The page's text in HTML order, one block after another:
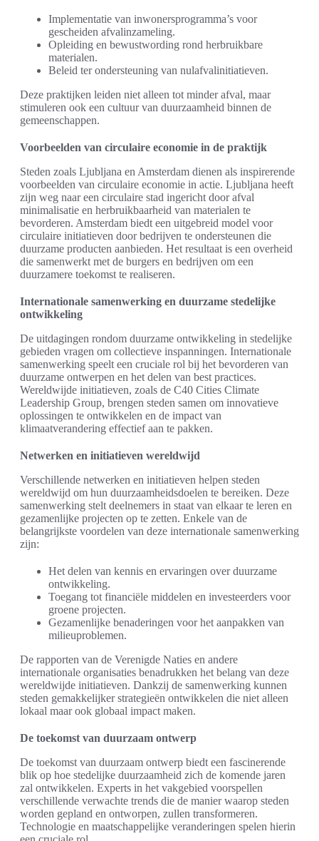
Implementatie van inwonersprogramma’s voor
gescheiden afvalinzameling.
Opleiding en bewustwording rond herbruikbare
materialen.
Beleid ter ondersteuning van nulafvalinitiatieven.
Deze praktijken leiden niet alleen tot minder afval, maar
stimuleren ook een cultuur van duurzaamheid binnen de
gemeenschappen.
Voorbeelden van circulaire economie in de praktijk
Steden zoals Ljubljana en Amsterdam dienen als inspirerende
voorbeelden van circulaire economie in actie. Ljubljana heeft
zijn weg naar een circulaire stad ingericht door afval
minimalisatie en herbruikbaarheid van materialen te
bevorderen. Amsterdam biedt een uitgebreid model voor
circulaire initiatieven door bedrijven te ondersteunen die
duurzame producten aanbieden. Het resultaat is een overheid
die samenwerkt met de burgers en bedrijven om een
duurzamere toekomst te realiseren.
Internationale samenwerking en duurzame stedelijke
ontwikkeling
De uitdagingen rondom duurzame ontwikkeling in stedelijke
gebieden vragen om collectieve inspanningen. Internationale
samenwerking speelt een cruciale rol bij het bevorderen van
duurzame ontwerpen en het delen van best practices.
Wereldwijde initiatieven, zoals de C40 Cities Climate
Leadership Group, brengen steden samen om innovatieve
oplossingen te ontwikkelen en de impact van
klimaatverandering effectief aan te pakken.
Netwerken en initiatieven wereldwijd
Verschillende netwerken en initiatieven helpen steden
wereldwijd om hun duurzaamheidsdoelen te bereiken. Deze
samenwerking stelt deelnemers in staat van elkaar te leren en
gezamenlijke projecten op te zetten. Enkele van de
belangrijkste voordelen van deze internationale samenwerking
zijn:
Het delen van kennis en ervaringen over duurzame
ontwikkeling.
Toegang tot financiële middelen en investeerders voor
groene projecten.
Gezamenlijke benaderingen voor het aanpakken van
milieuproblemen.
De rapporten van de Verenigde Naties en andere
internationale organisaties benadrukken het belang van deze
wereldwijde initiatieven. Dankzij de samenwerking kunnen
steden gemakkelijker strategieën ontwikkelen die niet alleen
lokaal maar ook globaal impact maken.
De toekomst van duurzaam ontwerp
De toekomst van duurzaam ontwerp biedt een fascinerende
blik op hoe stedelijke duurzaamheid zich de komende jaren
zal ontwikkelen. Experts in het vakgebied voorspellen
verschillende verwachte trends die de manier waarop steden
worden gepland en ontworpen, zullen transformeren.
Technologie en maatschappelijke veranderingen spelen hierin